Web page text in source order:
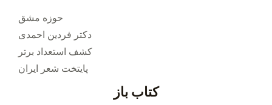
حوزه مشق
دکتر فردین احمدی
کشف استعداد برتر
پایتخت شعر ایران
کتاب باز